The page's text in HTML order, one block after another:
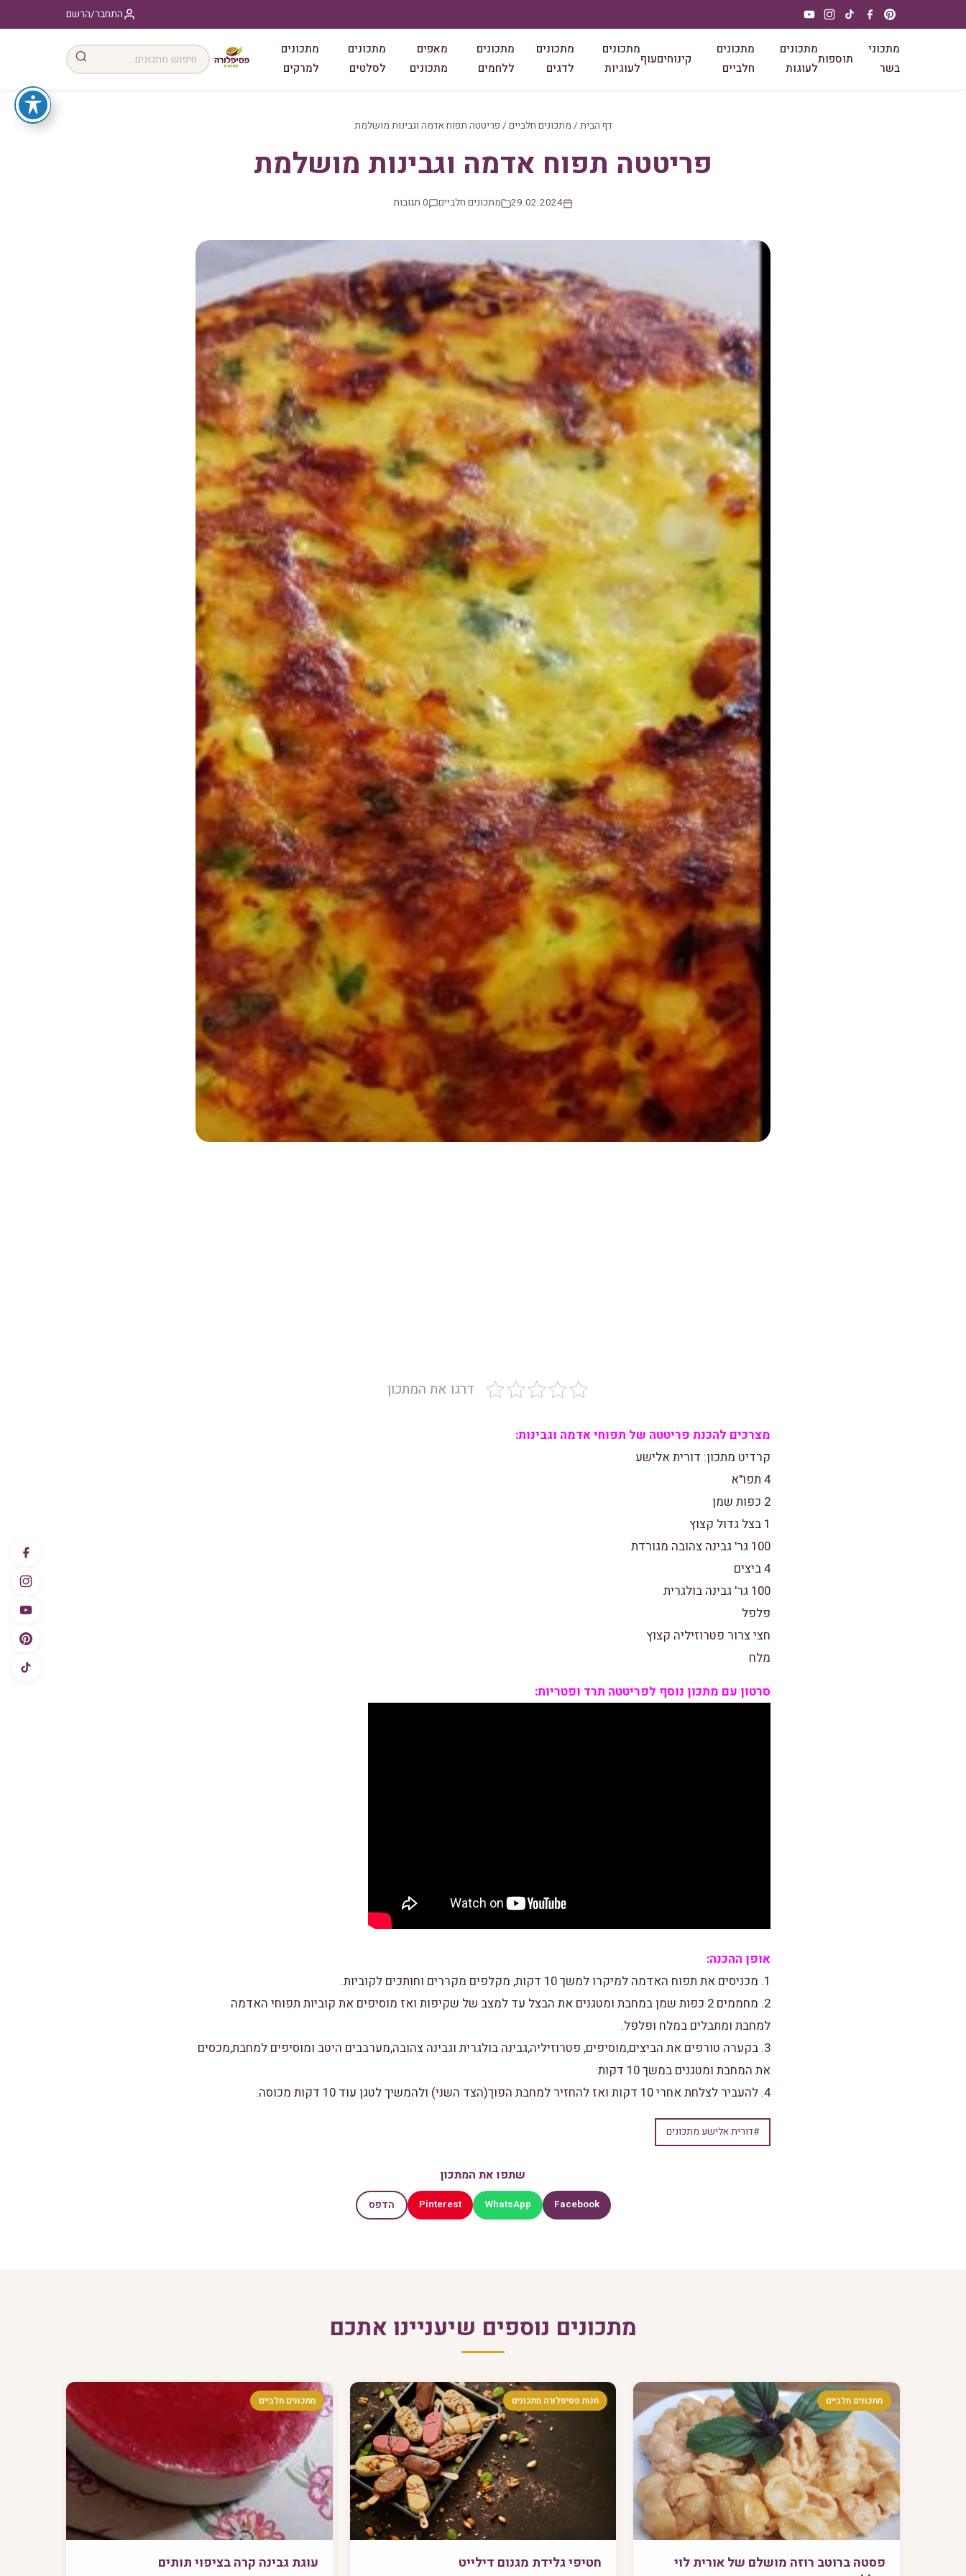
התחבר/הרשם
מתכוני
בשר
תוספות
מתכונים
לעוגות
מתכונים
חלביים
קינוחיםעוף
מתכונים
לעוגיות
מתכונים
לדגים
מתכונים
ללחמים
מאפים
מתכונים
מתכונים
לסלטים
מתכונים
למרקים
דף הבית / מתכונים חלביים / פריטטה תפוח אדמה וגבינות מושלמת
פריטטה תפוח אדמה וגבינות מושלמת
29.02.2024 מתכונים חלביים 0 תגובות
דרגו את המתכון
מצרכים להכנת פריטטה של תפוחי אדמה וגבינות:
קרדיט מתכון: דורית אלישע
4 תפו"א
2 כפות שמן
1 בצל גדול קצוץ
100 גר' גבינה צהובה מגורדת
4 ביצים
100 גר' גבינה בולגרית
פלפל
חצי צרור פטרוזיליה קצוץ
מלח
סרטון עם מתכון נוסף לפריטטה תרד ופטריות:
אופן ההכנה:
1. מכניסים את תפוח האדמה למיקרו למשך 10 דקות, מקלפים מקררים וחותכים לקוביות.
2. מחממים 2 כפות שמן במחבת ומטגנים את הבצל עד למצב של שקיפות ואז מוסיפים את קוביות תפוחי האדמה
למחבת ומתבלים במלח ופלפל.
3. בקערה טורפים את הביצים,מוסיפים, פטרוזיליה,גבינה בולגרית וגבינה צהובה,מערבבים היטב ומוסיפים למחבת,מכסים
את המחבת ומטגנים במשך 10 דקות
4. להעביר לצלחת אחרי 10 דקות ואז להחזיר למחבת הפוך(הצד השני) ולהמשיך לטגן עוד 10 דקות מכוסה.
#דורית אלישע מתכונים
שתפו את המתכון
Facebook
WhatsApp
Pinterest הדפס
מתכונים נוספים שיעניינו אתכם
מתכונים חלביים
פסטה ברוטב רוזה מושלם של אורית לוי
חנות פסיפלורה מתכונים
חטיפי גלידת מגנום דילייט
מתכונים חלביים
עוגת גבינה קרה בציפוי תותים